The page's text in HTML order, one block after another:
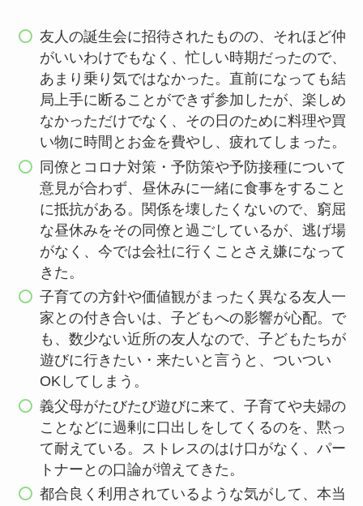
友人の誕生会に招待されたものの、それほど仲
がいいわけでもなく、忙しい時期だったので、
あまり乗り気ではなかった。直前になっても結
局上手に断ることができず参加したが、楽しめ
なかっただけでなく、その日のために料理や買
い物に時間とお金を費やし、疲れてしまった。
同僚とコロナ対策・予防策や予防接種について
意見が合わず、昼休みに一緒に食事をすること
に抵抗がある。関係を壊したくないので、窮屈
な昼休みをその同僚と過ごしているが、逃げ場
がなく、今では会社に行くことさえ嫌になって
きた。
子育ての方針や価値観がまったく異なる友人一
家との付き合いは、子どもへの影響が心配。で
も、数少ない近所の友人なので、子どもたちが
遊びに行きたい・来たいと言うと、ついつい
OKしてしまう。
義父母がたびたび遊びに来て、子育てや夫婦の
ことなどに過剰に口出しをしてくるのを、黙っ
て耐えている。ストレスのはけ口がなく、パー
トナーとの口論が増えてきた。
都合良く利用されているような気がして、本当